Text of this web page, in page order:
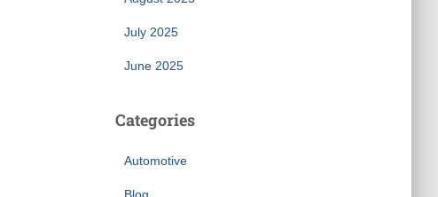
July 2025
June 2025
Categories
Automotive